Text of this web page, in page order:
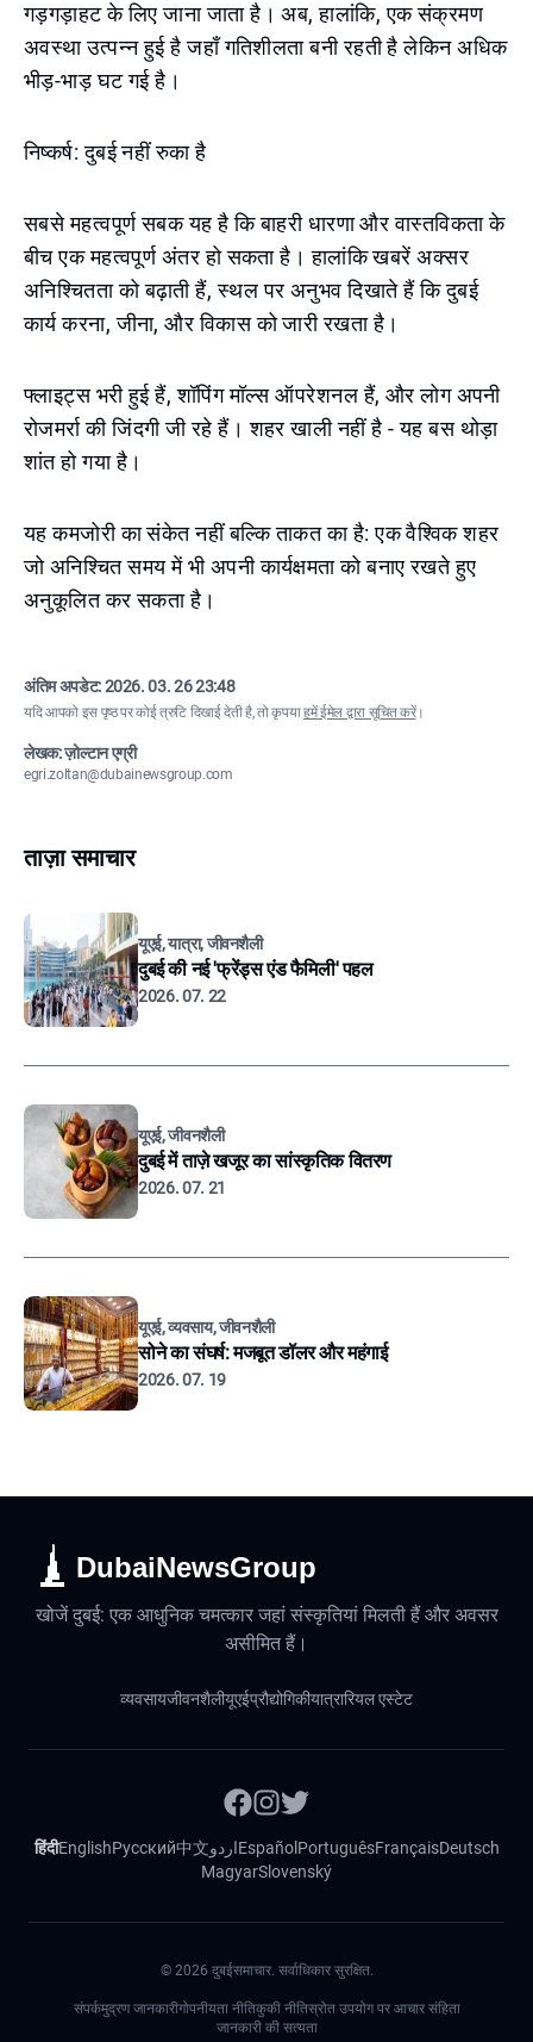
गड़गड़ाहट के लिए जाना जाता है। अब, हालांकि, एक संक्रमण
अवस्था उत्पन्न हुई है जहाँ गतिशीलता बनी रहती है लेकिन अधिक
भीड़-भाड़ घट गई है।
निष्कर्ष: दुबई नहीं रुका है
सबसे महत्वपूर्ण सबक यह है कि बाहरी धारणा और वास्तविकता के
बीच एक महत्वपूर्ण अंतर हो सकता है। हालांकि खबरें अक्सर
अनिश्चितता को बढ़ाती हैं, स्थल पर अनुभव दिखाते हैं कि दुबई
कार्य करना, जीना, और विकास को जारी रखता है।
फ्लाइट्स भरी हुई हैं, शॉपिंग मॉल्स ऑपरेशनल हैं, और लोग अपनी
रोजमर्रा की जिंदगी जी रहे हैं। शहर खाली नहीं है - यह बस थोड़ा
शांत हो गया है।
यह कमजोरी का संकेत नहीं बल्कि ताकत का है: एक वैश्विक शहर
जो अनिश्चित समय में भी अपनी कार्यक्षमता को बनाए रखते हुए
अनुकूलित कर सकता है।
अंतिम अपडेट:2026. 03. 26 23:48
यदि आपको इस पृष्ठ पर कोई त्रुटि दिखाई देती है, तो कृपयाहमें ईमेल द्वारा सूचित करें।
लेखक: ज़ोल्टान एग्री
egri.zoltan@dubainewsgroup.com
ताज़ा समाचार
यूएई, यात्रा, जीवनशैली
दुबई की नई 'फ्रेंड्स एंड फैमिली' पहल
2026. 07. 22
यूएई, जीवनशैली
दुबई में ताज़े खजूर का सांस्कृतिक वितरण
2026. 07. 21
यूएई, व्यवसाय, जीवनशैली
सोने का संघर्ष: मजबूत डॉलर और महंगाई
2026. 07. 19
DubaiNewsGroup
खोजें दुबई: एक आधुनिक चमत्कार जहां संस्कृतियां मिलती हैं और अवसर
असीमित हैं।
व्यवसायजीवनशैलीयूएईप्रौद्योगिकीयात्रारियल एस्टेट
हिंदीEnglishРусский中文اردوEspañol PortuguêsFrançaisDeutsch
MagyarSlovenský
© 2026 दुबईसमाचार. सर्वाधिकार सुरक्षित.
संपर्कमुद्रण जानकारीगोपनीयता नीतिकुकी नीतिस्रोत उपयोग पर आचार संहिता
जानकारी की सत्यता